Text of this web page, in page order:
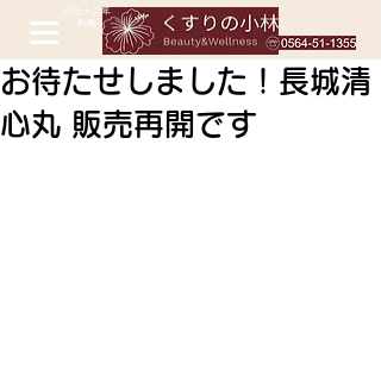
お待たせしました！長城清
心丸 販売再開です